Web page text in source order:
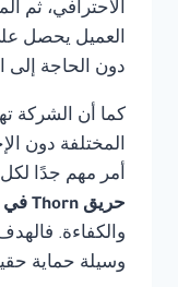
الاحترافي، ثم
العميل يحصل
دون الحاجة إلى
كما أن الشركة
المختلفة دون
أمر مهم جدًا
حريق Thorn في القاهرة
والكفاءة.
وسيلة حماية